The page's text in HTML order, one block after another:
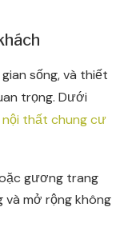
sống, và thiết
trọng. Dưới
thất chung cư
gương trang
và mở rộng không